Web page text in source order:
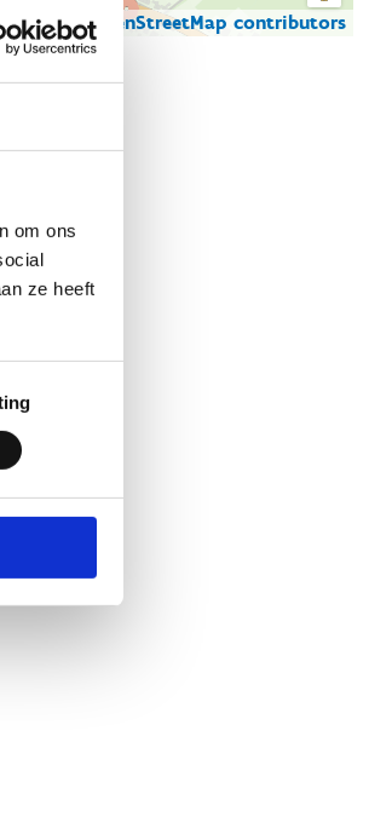
om ons
ze heeft
© OpenStreetMap contributors